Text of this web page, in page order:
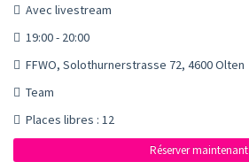
Avec livestream
19:00 - 20:00
FFWO, Solothurnerstrasse 72, 4600 Olten
Team
Places libres : 12
Réserver maintenant